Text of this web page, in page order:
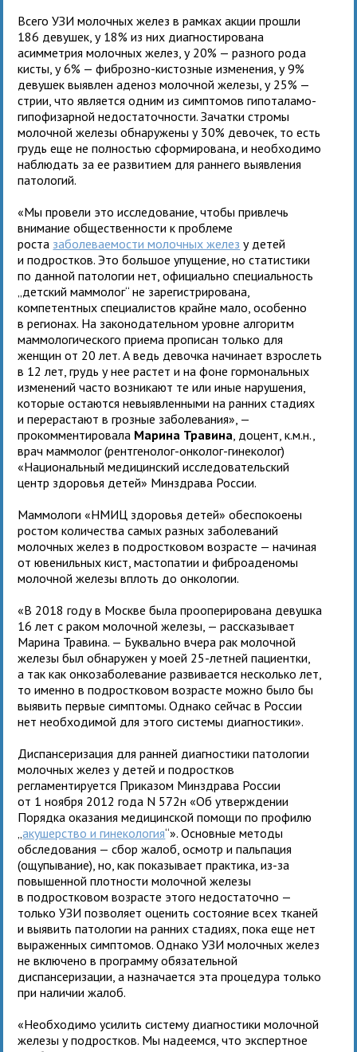
Всего УЗИ молочных желез в рамках акции прошли
186 девушек, у 18% из них диагностирована
асимметрия молочных желез, у 20% — разного рода
кисты, у 6% — фиброзно-кистозные изменения, у 9%
девушек выявлен аденоз молочной железы, у 25% —
стрии, что является одним из симптомов гипоталамо-
гипофизарной недостаточности. Зачатки стромы
молочной железы обнаружены у 30% девочек, то есть
грудь еще не полностью сформирована, и необходимо
наблюдать за ее развитием для раннего выявления
патологий.
«Мы провели это исследование, чтобы привлечь
внимание общественности к проблеме
роста заболеваемости молочных желез у детей
и подростков. Это большое упущение, но статистики
по данной патологии нет, официально специальность
„детский маммолог“ не зарегистрирована,
компетентных специалистов крайне мало, особенно
в регионах. На законодательном уровне алгоритм
маммологического приема прописан только для
женщин от 20 лет. А ведь девочка начинает взрослеть
в 12 лет, грудь у нее растет и на фоне гормональных
изменений часто возникают те или иные нарушения,
которые остаются невыявленными на ранних стадиях
и перерастают в грозные заболевания», —
прокомментировала Марина Травина , доцент, к.м.н.,
врач маммолог (рентгенолог-онколог-гинеколог)
«Национальный медицинский исследовательский
центр здоровья детей» Минздрава России.
Маммологи «НМИЦ здоровья детей» обеспокоены
ростом количества самых разных заболеваний
молочных желез в подростковом возрасте — начиная
от ювенильных кист, мастопатии и фиброаденомы
молочной железы вплоть до онкологии.
«В 2018 году в Москве была прооперирована девушка
16 лет с раком молочной железы, — рассказывает
Марина Травина. — Буквально вчера рак молочной
железы был обнаружен у моей 25-летней пациентки,
а так как онкозаболевание развивается несколько лет,
то именно в подростковом возрасте можно было бы
выявить первые симптомы. Однако сейчас в России
нет необходимой для этого системы диагностики».
Диспансеризация для ранней диагностики патологии
молочных желез у детей и подростков
регламентируется Приказом Минздрава России
от 1 ноября 2012 года N 572н «Об утверждении
Порядка оказания медицинской помощи по профилю
„акушерство и гинекология“». Основные методы
обследования — сбор жалоб, осмотр и пальпация
(ощупывание), но, как показывает практика, из-за
повышенной плотности молочной железы
в подростковом возрасте этого недостаточно —
только УЗИ позволяет оценить состояние всех тканей
и выявить патологии на ранних стадиях, пока еще нет
выраженных симптомов. Однако УЗИ молочных желез
не включено в программу обязательной
диспансеризации, а назначается эта процедура только
при наличии жалоб.
«Необходимо усилить систему диагностики молочной
железы у подростков. Мы надеемся, что экспертное